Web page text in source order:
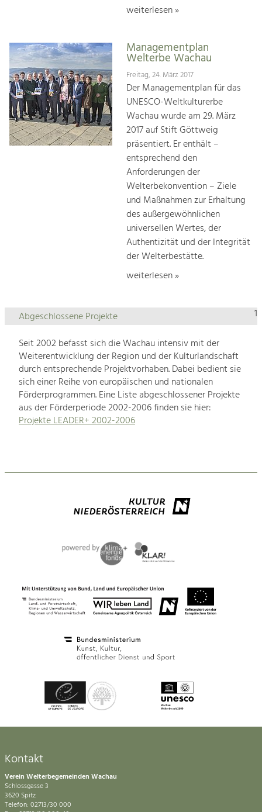
weiterlesen »
Managementplan
Welterbe Wachau
Freitag, 24. März 2017
Der Managementplan für das
UNESCO-Weltkulturerbe
Wachau wurde am 29. März
2017 auf Stift Göttweig
präsentiert. Er enthält –
entsprechend den
Anforderungen der
Welterbekonvention – Ziele
und Maßnahmen zur Erhaltung
des außergewöhnlichen
universellen Wertes, der
Authentizität und der Integrität
der Welterbestätte.
weiterlesen »
1
Abgeschlossene Projekte
Seit 2002 befasst sich die Wachau intensiv mit der
Weiterentwicklung der Region und der Kulturlandschaft
durch entsprechende Projektvorhaben. Dabei bedient sie
sich einer Reihe von europäischen und nationalen
Förderprogrammen. Eine Liste abgeschlossener Projekte
aus der Förderperiode 2002-2006 finden sie hier:
Projekte LEADER+ 2002-2006
Kontakt
Verein Welterbegemeinden Wachau
Schlossgasse 3
3620 Spitz
Telefon: 02713/30 000